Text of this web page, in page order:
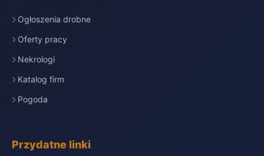
Ogłoszenia drobne
Oferty pracy
Nekrologi
Katalog firm
Pogoda
Przydatne linki